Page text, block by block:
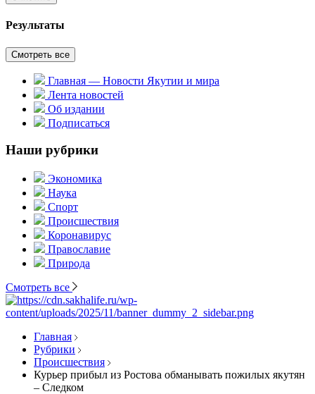
Результаты
Смотреть все
Главная — Новости Якутии и мира
Лента новостей
Об издании
Подписаться
Наши рубрики
Экономика
Наука
Спорт
Происшествия
Коронавирус
Православие
Природа
Смотреть все
Главная
Рубрики
Происшествия
Курьер прибыл из Ростова обманывать пожилых якутян
– Следком